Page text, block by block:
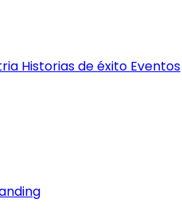
Historias de éxito Eventos